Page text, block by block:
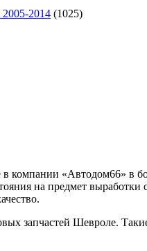
2014 (1025)
компании «Автодом66» в
на предмет выработки
запчастей Шевроле.